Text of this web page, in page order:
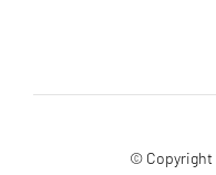
© Copyright